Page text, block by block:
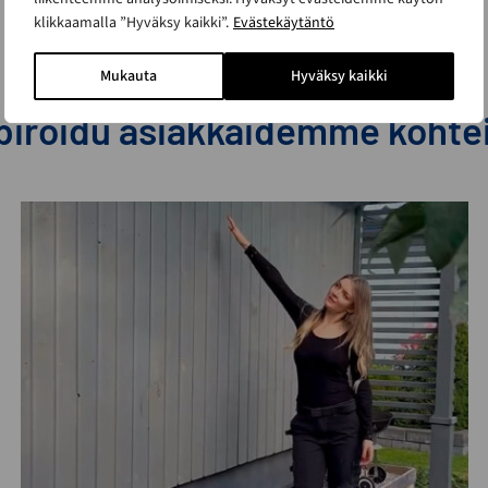
klikkaamalla ”Hyväksy kaikki”. Evästekäytäntö
Mukauta Hyväksy kaikki
asiakkaidemme